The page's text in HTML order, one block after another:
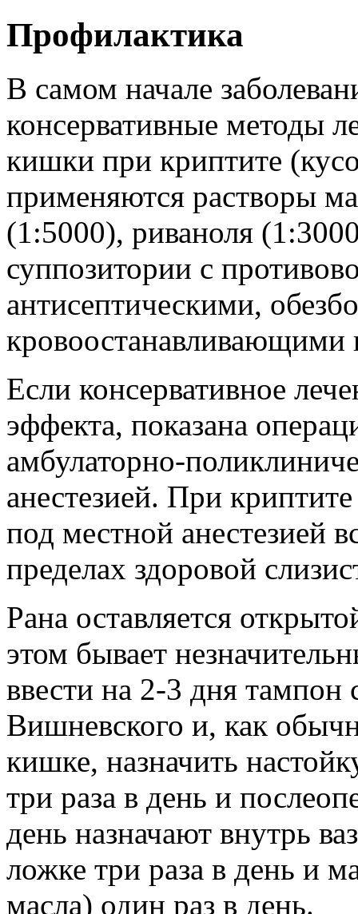
Профилактика
В самом начале
консервативные методы
кишки при криптите
применяются растворы
(1:5000), риваноля
суппозитории с
антисептическими,
кровоостанавливающими
Если консервативное
эффекта, показана
амбулаторно-
анестезией. При
под местной анестезией
пределах здоровой
Рана оставляется
этом бывает
ввести на 2-3 дня тампон
Вишневского и, как
кишке, назначить
три раза в день и
день назначают внутрь
ложке три раза в день и
масла) один раз в день.